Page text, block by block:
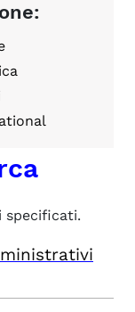
specificati.